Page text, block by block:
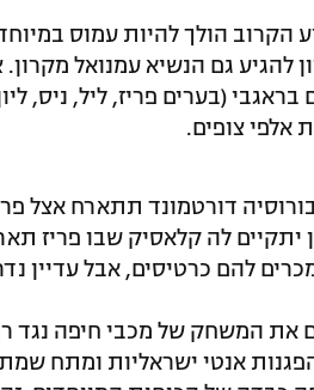
הקרוב הולך להיות עמוס
להגיע גם הנשיא עמנואל
בראגבי (בערים פריז, ליל, ניס,
אלפי צופים.
דורטמונד תתארח אצל
יתקיים לה קלאסיק שבו פריז
להם כרטיסים, אבל עדיין
את המשחק של מכבי חיפה נגד
אנטי ישראליות ומתח